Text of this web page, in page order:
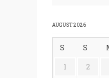
AUGUST 2026
S S
1 2